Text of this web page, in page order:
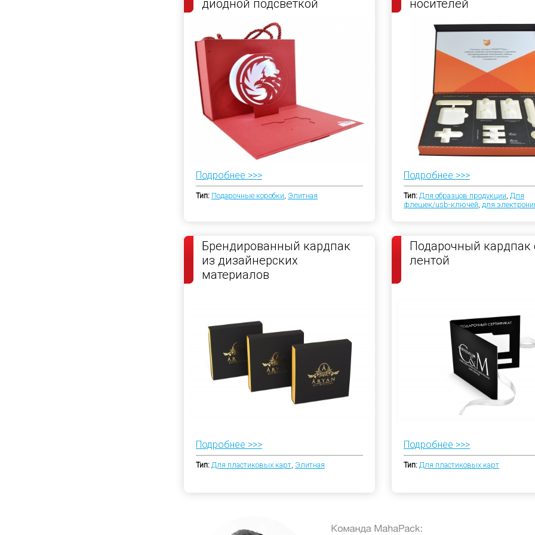
диодной подсветкой
Подробнее >>>
Тип: Подарочные коробки Элитная
носителей
Подробнее >>>
Тип: Для образцов продукции Для
флешек/usb-ключей для
Брендированный кардпак
из дизайнерских
материалов
Подробнее >>>
Тип: Для пластиковых карт Элитная
Подарочный кардпак
лентой
Подробнее >>>
Тип: Для пластиковых карт